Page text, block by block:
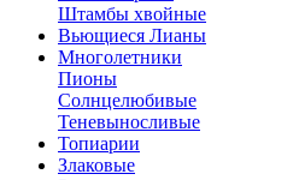
Штамбы хвойные
Вьющиеся Лианы
Многолетники
Пионы
Солнцелюбивые
Теневыносливые
Топиарии
Злаковые